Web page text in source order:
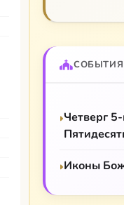
Четверг
Иконы